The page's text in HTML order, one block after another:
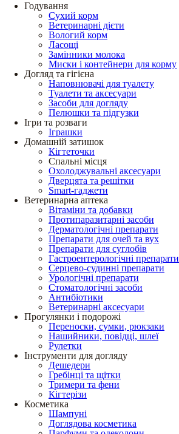
Годування
Сухий корм
Ветеринарні дієти
Вологий корм
Ласощі
Замінники молока
Миски і контейнери для корму
Догляд та гігієна
Наповнювачі для туалету
Туалети та аксесуари
Засоби для догляду
Пелюшки та підгузки
Ігри та розваги
Іграшки
Домашній затишок
Кігтеточки
Спальні місця
Охолоджувальні аксесуари
Дверцята та решітки
Smart-гаджети
Ветеринарна аптека
Вітаміни та добавки
Протипаразитарні засоби
Дерматологічні препарати
Препарати для очей та вух
Препарати для суглобів
Гастроентерологічні препарати
Серцево-судинні препарати
Урологічні препарати
Стоматологічні засоби
Антибіотики
Ветеринарні аксесуари
Прогулянки і подорожі
Переноски, сумки, рюкзаки
Нашийники, повідці, шлеї
Рулетки
Інструменти для догляду
Дешедери
Гребінці та щітки
Тримери та фени
Кігтерізи
Косметика
Шампуні
Доглядова косметика